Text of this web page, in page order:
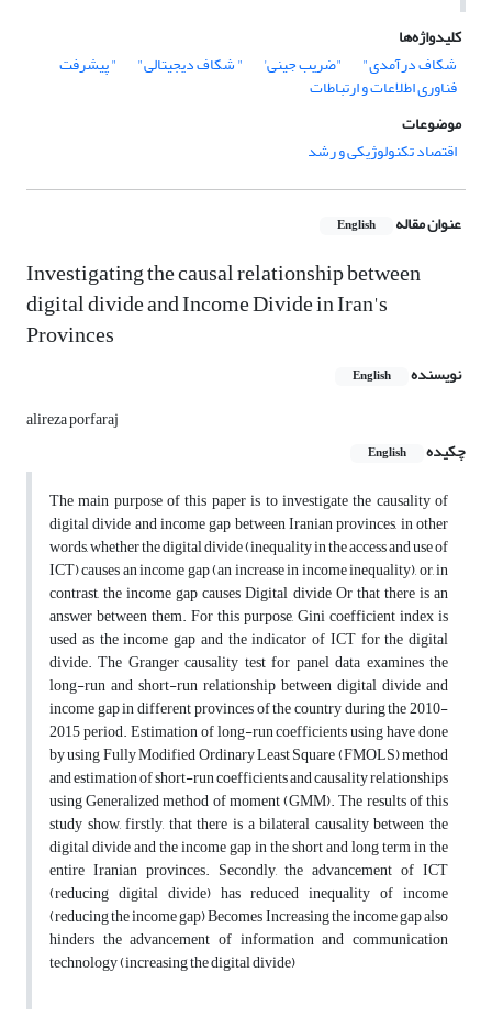
کلیدواژه‌ها
شکاف درآمدی"
"ضریب جینی' " شکاف دیجیتالی" " پیشرفت
فناوری اطلاعات و ارتباطات
موضوعات
اقتصاد تکنولوژیکی و رشد
عنوان مقاله English
Investigating the causal relationship between
digital divide and Income Divide in Iran's
Provinces
نویسنده English
alireza porfaraj
چکیده
English
The main purpose of this paper is to investigate the causality of
digital divide and income gap between Iranian provinces, in other
words, whether the digital divide (inequality in the access and use of
ICT) causes an income gap (an increase in income inequality), or, in
contrast, the income gap causes Digital divide Or that there is an
answer between them. For this purpose, Gini coefficient index is
used as the income gap and the indicator of ICT for the digital
divide. The Granger causality test for panel data examines the
long-run and short-run relationship between digital divide and
income gap in different provinces of the country during the 2010-
2015 period. Estimation of long-run coefficients using have done
by using Fully Modified Ordinary Least Square (FMOLS) method
and estimation of short-run coefficients and causality relationships
using Generalized method of moment (GMM). The results of this
study show, firstly, that there is a bilateral causality between the
digital divide and the income gap in the short and long term in the
entire Iranian provinces. Secondly, the advancement of ICT
(reducing digital divide) has reduced inequality of income
(reducing the income gap) Becomes Increasing the income gap also
hinders the advancement of information and communication
technology (increasing the digital divide)